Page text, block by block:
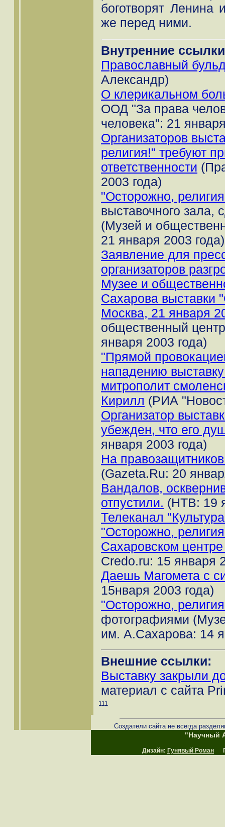
боготворят Ленина
же перед ними.
Внутренние
Православный
Александр)
О клерикальном
ООД "За права
человека": 21
Организаторов
религия!" требуют
ответственности
2003 года)
"Осторожно,
выставочного зала,
(Музей и
21 января 2003 года)
Заявление для
организаторов
Музее и
Сахарова выставки
Москва, 21 января
общественный
января 2003 года)
"Прямой
нападению
митрополит
Кирилл (РИА
Организатор
убежден, что его
января 2003 года)
На
(Gazeta.Ru: 20
Вандалов,
отпустили. (НТВ: 19
Телеканал
"Осторожно,
Сахаровском
Credo.ru: 15 января
Даешь Магомета с
15нваря 2003 года)
"Осторожно,
фотографиями
им. А.Сахарова: 14
Внешние ссылки:
Выставку закрыли
материал с сайта
111
Создатели сайта не всегда
"Научный
Дизайн: Гунявый Роман